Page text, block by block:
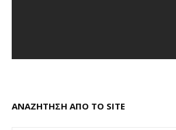
ΑΝΑΖΗΤΗΣΗ ΑΠΟ ΤΟ SITE